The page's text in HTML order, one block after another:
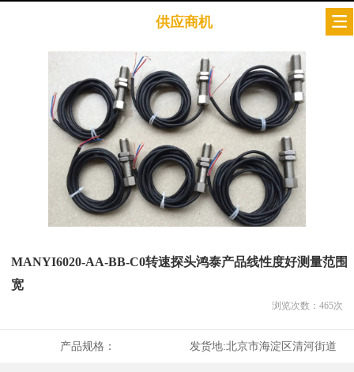
供应商机
MANYI6020-AA-BB-C0转速探头鸿泰产品线性度好测量范围
宽
浏览次数： 465次
产品规格： 发货地:北京市海淀区清河街道